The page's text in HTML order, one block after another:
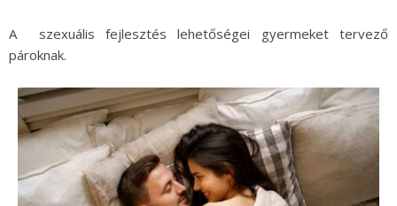
A szexuális fejlesztés lehetőségei gyermeket tervező
pároknak.